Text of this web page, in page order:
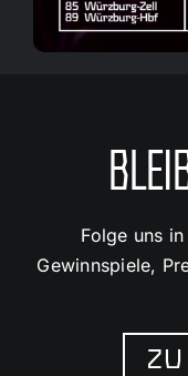
Folge uns
Gewinnspiele,
ZU